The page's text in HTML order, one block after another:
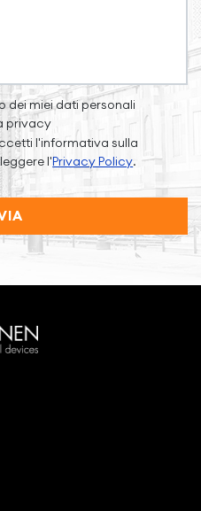
miei dati personali
privacy
l'informativa sulla
l'Privacy Policy.